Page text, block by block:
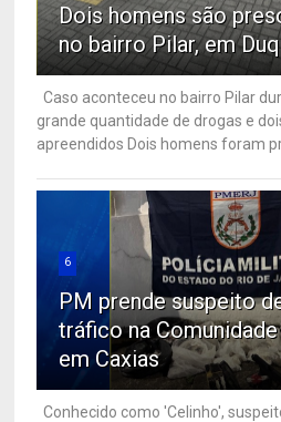
Dois homens são
no bairro Pilar, em
Caso aconteceu no bairro Pilar
grande quantidade de drogas e
apreendidos Dois homens foram
6
PM prende suspeito
tráfico na
em Caxias
Conhecido como 'Celinho',